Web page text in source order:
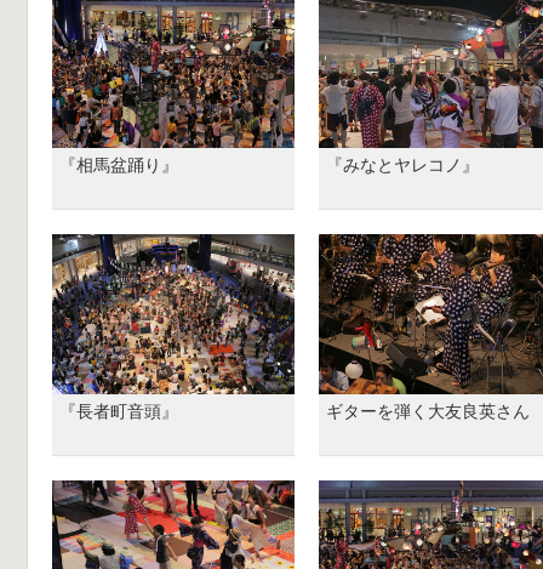
『相馬盆踊り』 『みなとヤレコノ』
『長者町音頭』 ギターを弾く大友良英さん